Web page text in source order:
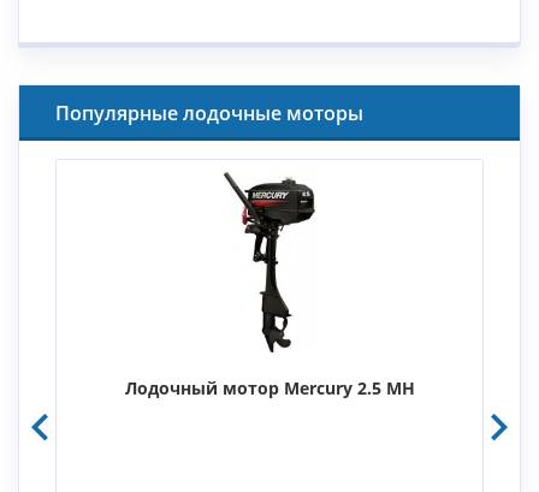
Популярные лодочные моторы
Лодочный мотор Mercury 2.5 MH